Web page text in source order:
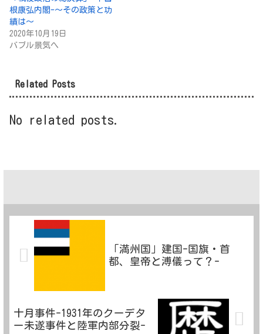
根康弘内閣-～その政策と功
績は～
2020年10月19日
バブル景気へ
Related Posts
No related posts.
「満州国」建国-国旗・首
都、皇帝と溥儀って？-
十月事件-1931年のクーデタ
ー未遂事件と陸軍内部分裂-